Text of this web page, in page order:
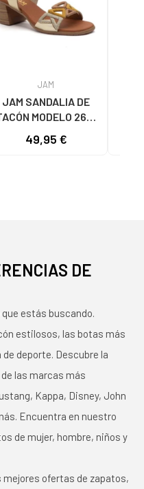
JAM
JAM SANDALIA DE
MODELO 2671
PLATEADO
49,95 €
DE
estás buscando.
estilosos, las botas más
deporte. Descubre la
las marcas más
Kappa, Disney, John
Encuentra en nuestro
de mujer, hombre, niños y
ofertas de zapatos,